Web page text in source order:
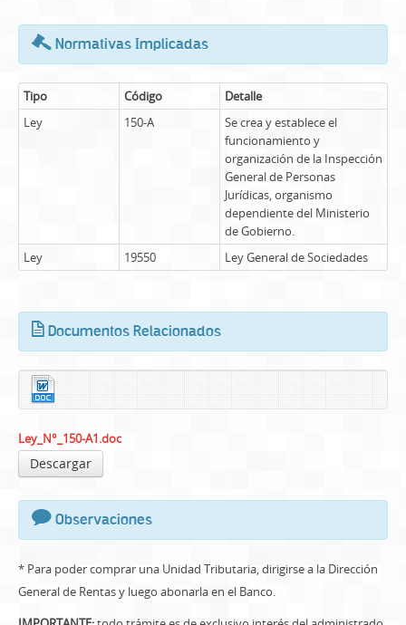
Normativas Implicadas
Tipo Código
Detalle
Ley
150-A
Se crea y establece el
funcionamiento y
organización de la Inspección
General de Personas
Jurídicas, organismo
dependiente del Ministerio
de Gobierno.
Ley
19550 Ley General de Sociedades
Documentos Relacionados
Ley_N°_150-A1.doc
Descargar
Observaciones
* Para poder comprar una Unidad Tributaria, dirigirse a la Dirección
General de Rentas y luego abonarla en el Banco.